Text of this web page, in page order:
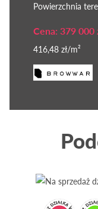
Powierzchnia
Cena: 379 000
416,48 zł/m²